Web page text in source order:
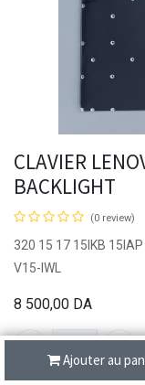
Ajouter au
CLAVIER
BACKLIGHT
(0 review)
320 15 17 15IKB
V15-IWL
8 500,00 DA